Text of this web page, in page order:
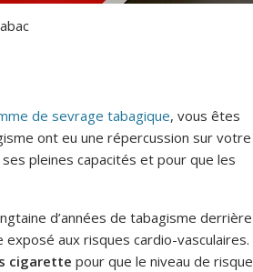
de sevrage tabagique, vous êtes
ont eu une répercussion sur votre
pleines capacités et pour que les
d’années de tabagisme derrière
aux risques cardio-vasculaires.
cigarette pour que le niveau de risque